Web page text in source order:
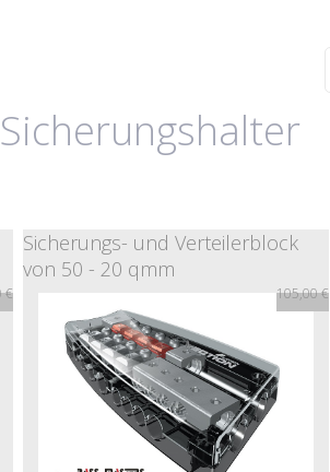
€
Sicherungs- und Verteilerblock
von 50 - 20 qmm
105,00 €